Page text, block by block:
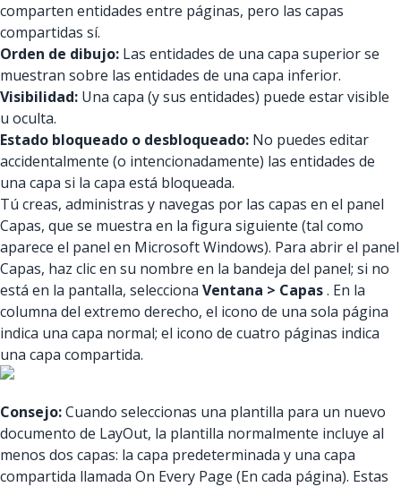
comparten entidades entre páginas, pero las capas
compartidas sí.
Orden de dibujo: Las entidades de una capa superior se
muestran sobre las entidades de una capa inferior.
Visibilidad: Una capa (y sus entidades) puede estar visible
u oculta.
Estado bloqueado o desbloqueado: No puedes editar
accidentalmente (o intencionadamente) las entidades de
una capa si la capa está bloqueada.
Tú creas, administras y navegas por las capas en el panel
Capas, que se muestra en la figura siguiente (tal como
aparece el panel en Microsoft Windows). Para abrir el panel
Capas, haz clic en su nombre en la bandeja del panel; si no
está en la pantalla, selecciona Ventana > Capas. En la
columna del extremo derecho, el icono de una sola página
indica una capa normal; el icono de cuatro páginas indica
una capa compartida.
Consejo:Cuando seleccionas una plantilla para un nuevo
documento de LayOut, la plantilla normalmente incluye al
menos dos capas: la capa predeterminada y una capa
compartida llamada On Every Page (En cada página). Estas